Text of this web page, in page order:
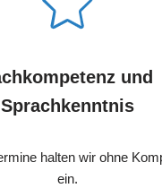
und
Sprachkenntnis
halten wir ohne
ein.